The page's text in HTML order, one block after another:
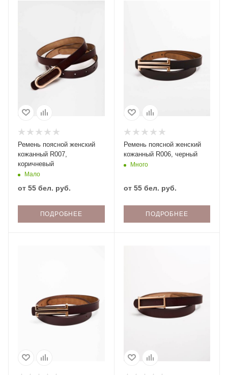
Ремень поясной женский
кожанный R007,
коричневый
Мало
от 55 бел. руб.
ПОДРОБНЕЕ
Ремень поясной женский
кожанный R006, черный
Много
от 55 бел. руб.
ПОДРОБНЕЕ